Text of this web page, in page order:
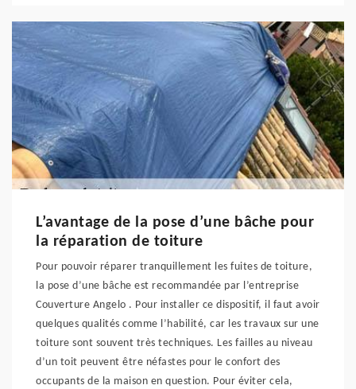
L’avantage de la pose d’une bâche pour
la réparation de toiture
Pour pouvoir réparer tranquillement les fuites de toiture,
la pose d’une bâche est recommandée par l’entreprise
Couverture Angelo . Pour installer ce dispositif, il faut avoir
quelques qualités comme l’habilité, car les travaux sur une
toiture sont souvent très techniques. Les failles au niveau
d’un toit peuvent être néfastes pour le confort des
occupants de la maison en question. Pour éviter cela,